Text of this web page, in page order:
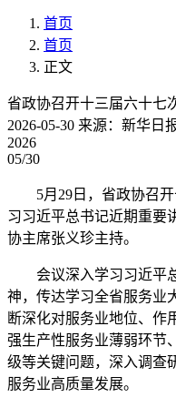
首页
首页
正文
省政协召开十三届六十七
2026-05-30 来源：新华日
2026
05/30
5月29日，省政协召开
习习近平总书记近期重要
协主席张义珍主持。
会议深入学习习近平总
神，传达学习全省服务业
断深化对服务业地位、作
强生产性服务业薄弱环节
级等关键问题，深入调查
服务业高质量发展。